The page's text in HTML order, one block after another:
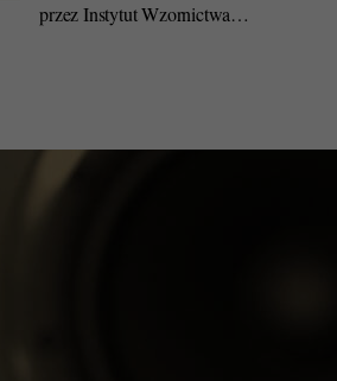
przez Instytut Wzornictwa